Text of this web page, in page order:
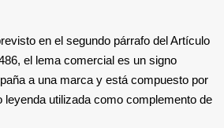
en el segundo párrafo del Artículo
el lema comercial es un signo
a una marca y está compuesto por
leyenda utilizada como complemento de